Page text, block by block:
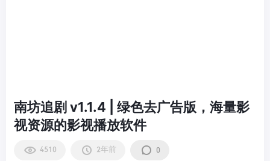
南坊追剧 v1.1.4 | 绿色去广告版，海量影
视资源的影视播放软件
4510 2年前 0